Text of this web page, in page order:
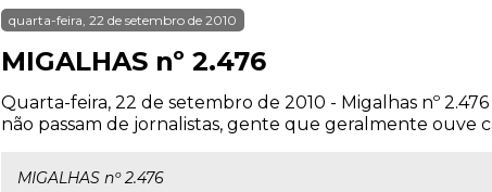
quarta-feira, 22 de setembro de 2010
MIGALHAS nº 2.476
Quarta-feira, 22 de setembro de 2010 - Migalhas nº
não passam de jornalistas, gente que geralmente ouve
MIGALHAS nº 2.476